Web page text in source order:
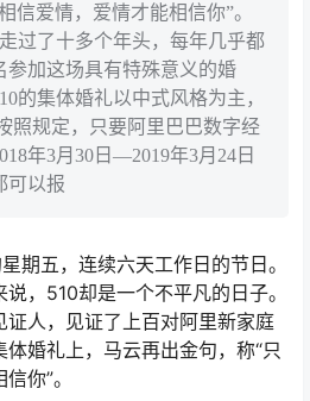
信爱情，爱情才能相信你”。
过了十多个年头，每年几乎都
参加这场具有特殊意义的婚
的集体婚礼以中式风格为主，
照规定，只要阿里巴巴数字经
年3月30日—2019年3月24日
可以报
期五，连续六天工作日的节日。
，510却是一个不平凡的日子。
人，见证了上百对阿里新家庭
婚礼上，马云再出金句，称“只
你”。